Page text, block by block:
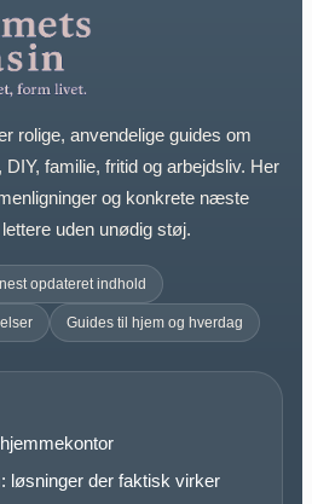
rolige, anvendelige guides om
familie, fritid og arbejdsliv. Her
og konkrete næste
uden unødig støj.
opdateret indhold
Guides til hjem og hverdag
løsninger der faktisk virker